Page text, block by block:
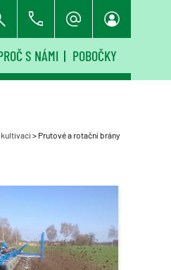
S NÁMI POBOČKY
> Prutové a rotační brány